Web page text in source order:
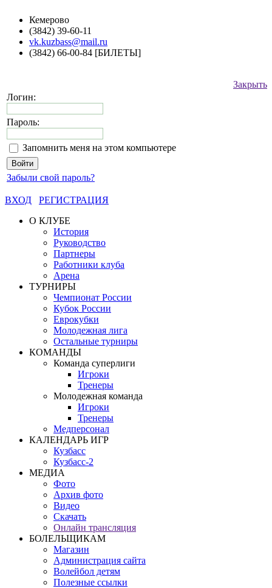
Кемерово
(3842) 39-60-11
vk.kuzbass@mail.ru
(3842) 66-00-84 [БИЛЕТЫ]
Закрыть
Логин:
Пароль:
Запомнить меня на этом компьютере
Забыли свой пароль?
ВХОД
РЕГИСТРАЦИЯ
О КЛУБЕ
История
Руководство
Партнеры
Работники клуба
Арена
ТУРНИРЫ
Чемпионат России
Кубок России
Еврокубки
Молодежная лига
Остальные турниры
КОМАНДЫ
Команда суперлиги
Игроки
Тренеры
Молодежная команда
Игроки
Тренеры
Медперсонал
КАЛЕНДАРЬ ИГР
Кузбасс
Кузбасс-2
МЕДИА
Фото
Архив фото
Видео
Скачать
Онлайн трансляция
БОЛЕЛЬЩИКАМ
Магазин
Администрация сайта
Волейбол детям
Полезные ссылки